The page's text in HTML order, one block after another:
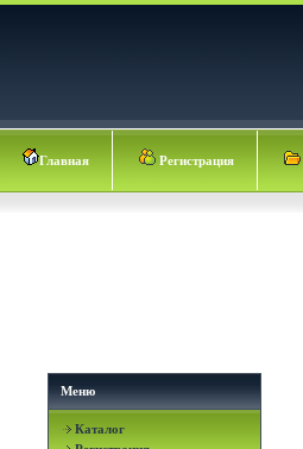
Главная Регистрация
Меню
Каталог